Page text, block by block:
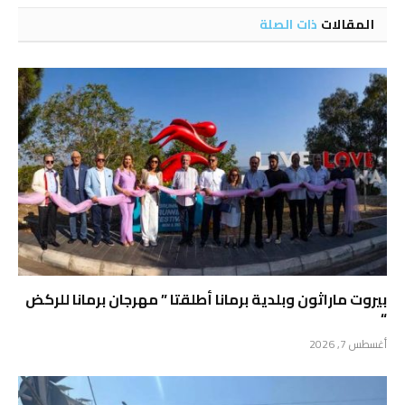
المقالات ذات الصلة
بيروت ماراثون وبلدية برمانا أطلقتا ” مهرجان برمانا للركض
“
أغسطس 7, 2026